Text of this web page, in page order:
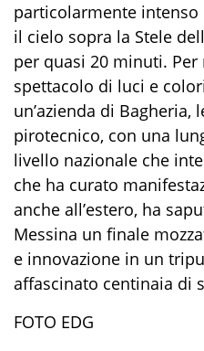
particolarmente
il cielo sopra la Stele
per quasi 20 minuti. Per
spettacolo di luci e
un’azienda di Bagheria,
pirotecnico, con una
livello nazionale che
che ha curato
anche all’estero, ha
Messina un finale
e innovazione in un
affascinato centinaia di
FOTO EDG